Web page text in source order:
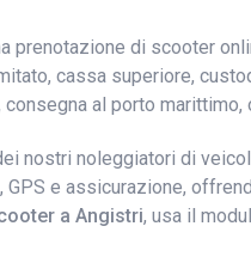
prenotazione di scooter
cassa superiore,
al porto marittimo,
nostri noleggiatori di
GPS e assicurazione,
a Angistri, usa il